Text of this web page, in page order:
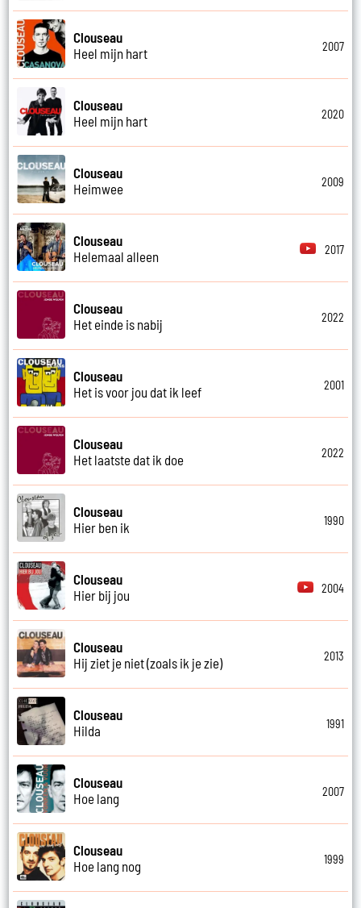
Clouseau
Heel mijn hart
2007
Clouseau
Heel mijn hart
2020
Clouseau
Heimwee
2009
Clouseau
Helemaal alleen
2017
Clouseau
Het einde is nabij
2022
Clouseau
Het is voor jou dat ik leef
2001
Clouseau
Het laatste dat ik doe
2022
Clouseau
Hier ben ik
1990
Clouseau
Hier bij jou
2004
Clouseau
Hij ziet je niet (zoals ik je zie)
2013
Clouseau
Hilda
1991
Clouseau
Hoe lang
2007
Clouseau
Hoe lang nog
1999